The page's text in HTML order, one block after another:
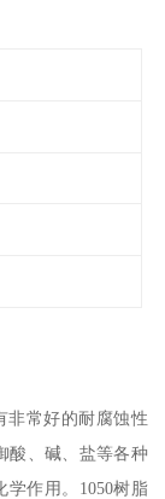
非常好的耐腐蚀性
酸、碱、盐等各种
作用。1050树脂